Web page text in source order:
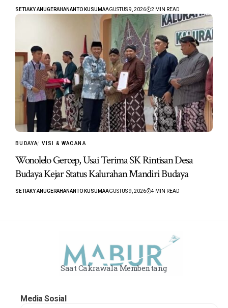
SETIAKY ANUGERAHANANTO KUSUMAAGUSTUS 9, 2026 2 MIN READ
BUDAYA VISI & WACANA
Wonolelo Gercep, Usai Terima SK Rintisan Desa
Budaya Kejar Status Kalurahan Mandiri Budaya
SETIAKY ANUGERAHANANTO KUSUMAAGUSTUS 9, 2026 4 MIN READ
Saat Cakrawala Membentang
Media Sosial